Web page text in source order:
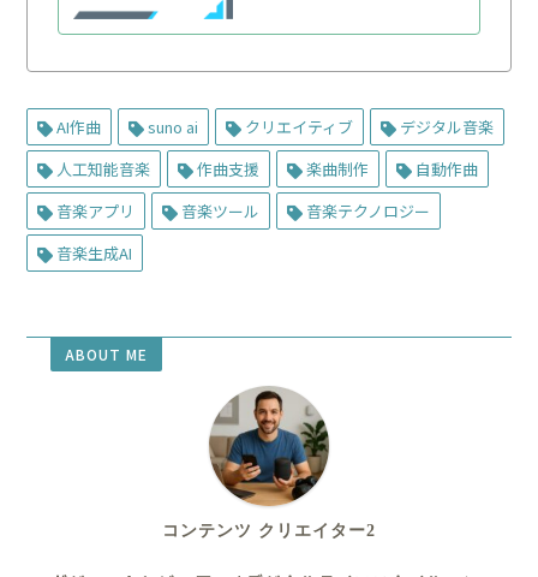
AI作曲 suno ai クリエイティブ
デジタル音楽
人工知能音楽
作曲支援 楽曲制作
自動作曲
音楽アプリ
音楽ツール
音楽テクノロジー
音楽生成AI
ABOUT ME
コンテンツ クリエイター2